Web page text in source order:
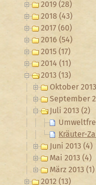
2019 (28)
2018 (43)
2017 (60)
2016 (54)
2015 (17)
2014 (11)
2013 (13)
Oktober
September
Juli 2013 (2)
Kräuter-
Juni 2013 (4)
Mai 2013 (4)
März 2013 (1)
2012 (13)